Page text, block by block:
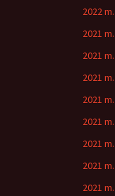
2022
2021
2021
2021
2021
2021
2021
2021
2021